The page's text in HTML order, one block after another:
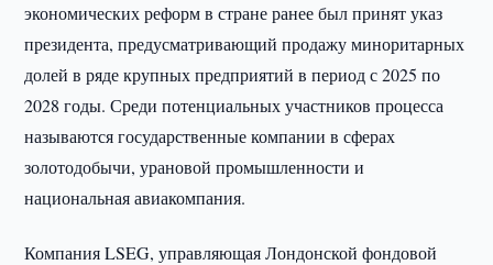
экономических реформ в стране ранее был принят указ
президента, предусматривающий продажу миноритарных
долей в ряде крупных предприятий в период с 2025 по
2028 годы. Среди потенциальных участников процесса
называются государственные компании в сферах
золотодобычи, урановой промышленности и
национальная авиакомпания.
Компания LSEG, управляющая Лондонской фондовой